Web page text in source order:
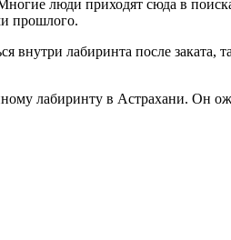
люди приходят сюда в
прошлого.
внутри лабиринта после
лабиринту в Астрахани. Он